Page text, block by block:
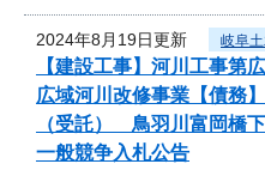
2024年8月19日更新 岐阜
【建設工事】河川工事
広域河川改修事業【債務
（受託） 鳥羽川富岡橋
一般競争入札公告